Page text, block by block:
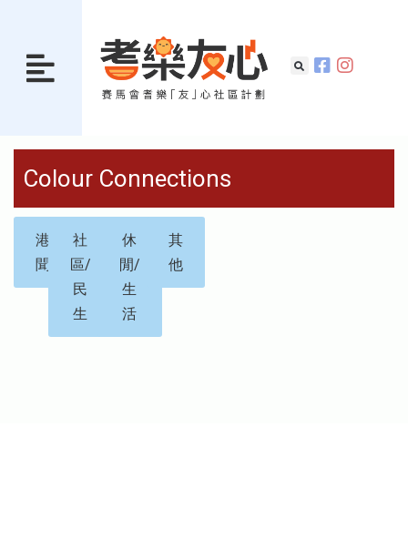
Colour Connections
港
聞
社
區/
民
生
休
閒/
生
活
其
他